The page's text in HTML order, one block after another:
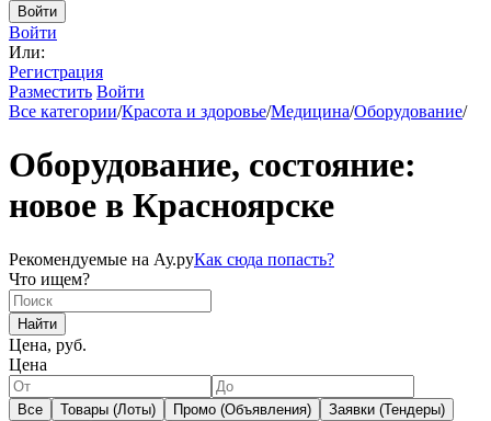
Войти
Войти
Или:
Регистрация
Разместить Войти
Все категории/Красота и здоровье/Медицина/Оборудование/
Оборудование, состояние:
новое в Красноярске
Рекомендуемые на Ау.руКак сюда попасть?
Что ищем?
Найти
Цена, руб.
Цена
Все Товары (Лоты) Промо (Объявления)
Заявки (Тендеры)